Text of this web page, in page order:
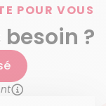
POUR VOUS
?